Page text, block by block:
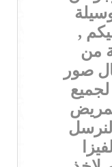
,
من
صور
لنرسل